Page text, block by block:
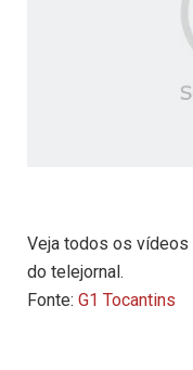
Veja todos os
do telejornal.
Fonte: G1 Tocantins